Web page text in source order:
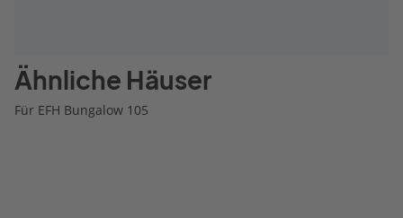
Ähnliche Häuser
Für EFH Bungalow 105